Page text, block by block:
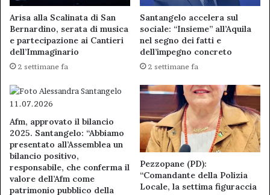
Arisa alla Scalinata di San
Bernardino, serata di musica
e partecipazione ai Cantieri
dell’Immaginario
2 settimane fa
Santangelo accelera sul
sociale: “Insieme” all’Aquila
nel segno dei fatti e
dell’impegno concreto
2 settimane fa
Afm, approvato il bilancio
2025. Santangelo: “Abbiamo
presentato all’Assemblea un
bilancio positivo,
responsabile, che conferma il
valore dell’Afm come
patrimonio pubblico della
Pezzopane (PD):
“Comandante della Polizia
Locale, la settima figuraccia